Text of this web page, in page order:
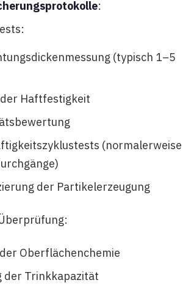
:
(typisch 1–5
Haftfestigkeit
(normalerweise
der Partikelerzeugung
Oberflächenchemie
der Trinkkapazität